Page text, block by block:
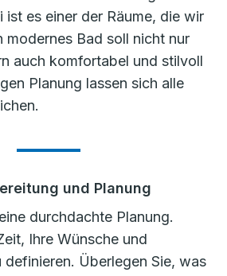
ist es einer der Räume, die wir
modernes Bad soll nicht nur
auch komfortabel und stilvoll
Planung lassen sich alle
und Planung
durchdachte Planung.
Ihre Wünsche und
Überlegen Sie, was